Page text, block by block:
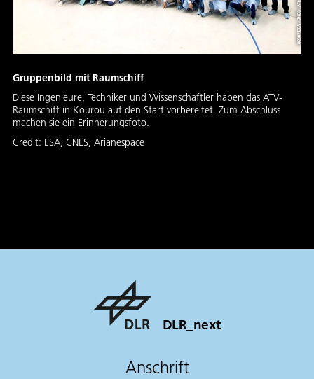
Gruppenbild mit Raumschiff
Diese Ingenieure, Techniker und Wissenschaftler haben das ATV-
Raumschiff in Kourou auf den Start vorbereitet. Zum Abschluss
machen sie ein Erinnerungsfoto.
Credit: ESA, CNES, Arianespace
DLR_next
Anschrift